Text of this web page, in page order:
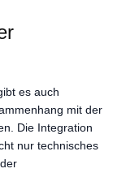
es auch
mit der
Die Integration
nur technisches